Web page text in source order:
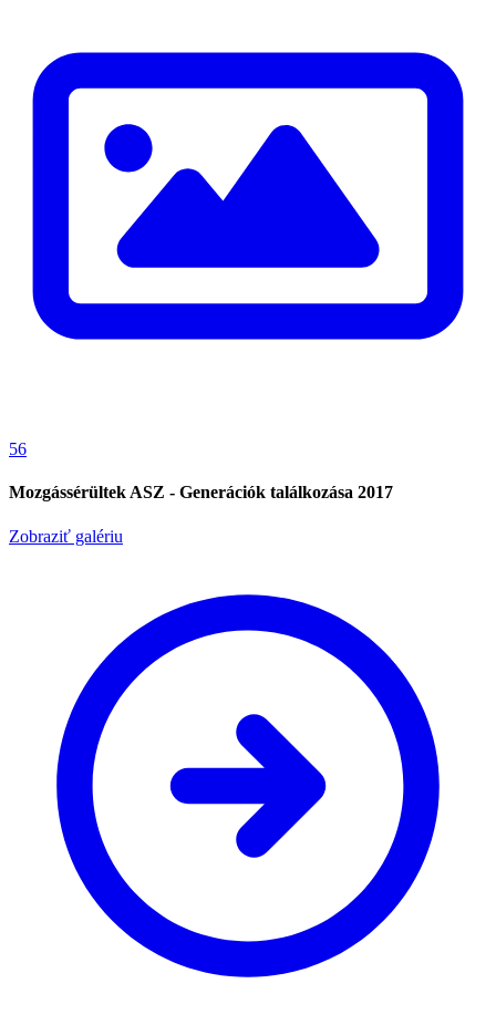
56
Mozgássérültek ASZ - Generációk találkozása 2017
Zobraziť galériu